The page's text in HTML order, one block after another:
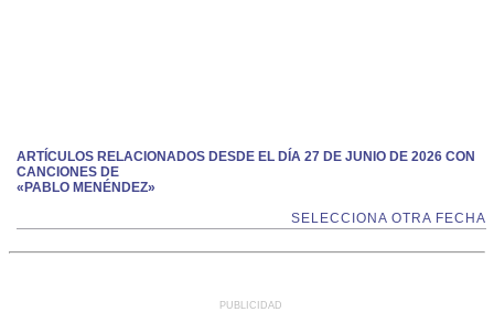
ARTÍCULOS RELACIONADOS DESDE EL DÍA 27 DE JUNIO DE 2026 CON
CANCIONES DE
«PABLO MENÉNDEZ»
SELECCIONA OTRA FECHA
PUBLICIDAD